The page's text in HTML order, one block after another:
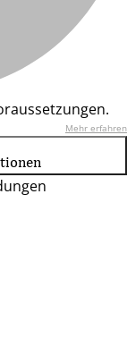
Mehr erfahren